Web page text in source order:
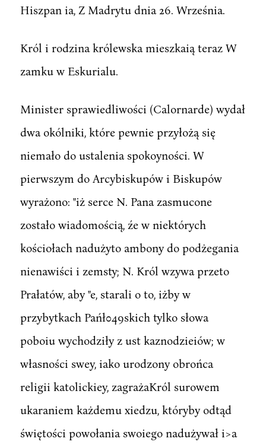
Hiszpan ia, Z Madrytu dnia 26. Września.
Król i rodzina królewska mieszkaią teraz W
zamku w Eskurialu.
Minister sprawiedliwości (Calornarde) wydał
dwa okólniki, które pewnie przyłożą się
niemało do ustalenia spokoyności. W
pierwszym do Arcybiskupów i Biskupów
wyrażono: "iż serce N. Pana zasmucone
zostało wiadomością, źe w niektórych
kościołach nadużyto ambony do podżegania
nienawiści i zemsty; N. Król wzywa przeto
Prałatów, aby "e, starali o to, iżby w
przybytkach Pańł049skich tylko słowa
poboiu wychodziły z ust kaznodzieiów; w
własności swey, iako urodzony obrońca
religii katolickiey, zagrażaKról surowem
ukaraniem każdemu xiedzu, któryby odtąd
świętości powołania swoiego nadużywał i>a